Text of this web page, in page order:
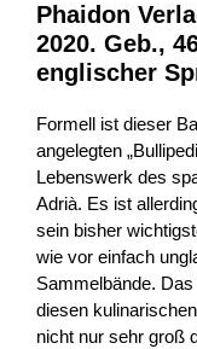
Phaidon
2020. Geb.,
englischer
Formell ist dieser
angelegten
Lebenswerk des
Adrià. Es ist
sein bisher
wie vor einfach
Sammelbände.
diesen
nicht nur sehr groß